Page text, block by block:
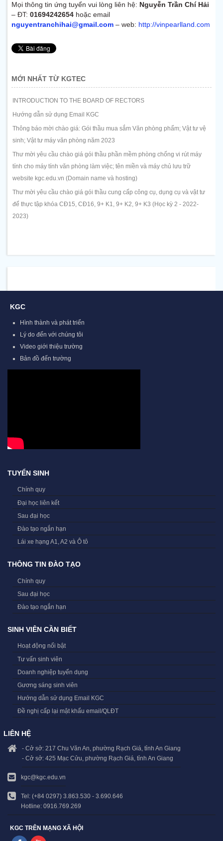
Mọi thông tin ứng tuyển vui lòng liên hệ: Nguyễn Trần Chí Hải
– ĐT: 01694242654 hoặc email
nguyentranchihai@gmail.com – web: http://vinpearlland.com
MỚI NHẤT TỪ KGTEC
INTRODUCTION TO THE BOARD OF RECTORS
Hướng dẫn sử dụng Email KGC
Thông báo mời chào giá: Gói thầu mua sắm Văn phòng phẩm; Vật tư vệ
sinh; Vật tư máy văn phòng năm 2023
Thư mời yêu cầu chào giá gói thầu phần mềm phòng chống vi rút máy
tính cho máy tính văn phòng làm việc; tên miền và máy chủ lưu trữ
website kgc.edu.vn (Domain name và hosting)
Thư mời yêu cầu chào giá gói thầu cung cấp công cụ, dụng cụ và vật tư
để thực tập khóa CĐ15, CĐ16, 9+ K1, 9+ K2, 9+ K3 (Học kỳ 2 - 2022-
2023)
KGC
Hình thành và phát triển
Lý do đến với chúng tôi
Video giới thiệu trường
Bản đồ đến trường
TUYỂN SINH
Chính quy
Đại học liên kết
Sau đại học
Đào tạo ngắn hạn
Lái xe hạng A1, A2 và Ô tô
THÔNG TIN ĐÀO TẠO
Chính quy
Sau đại học
Đào tạo ngắn hạn
SINH VIÊN CẦN BIẾT
Hoạt động nổi bật
Tư vấn sinh viên
Doanh nghiệp tuyển dụng
Gương sáng sinh viên
Hướng dẫn sử dụng Email KGC
Đề nghị cấp lại mật khẩu email/QLĐT
LIÊN HỆ
- Cở sở: 217 Chu Văn An, phường Rạch Giá, tỉnh An Giang
- Cở sở: 425 Mạc Cửu, phường Rạch Giá, tỉnh An Giang
kgc@kgc.edu.vn
Tel: (+84 0297) 3.863.530 - 3.690.646
Hotline: 0916.769.269
KGC TRÊN MẠNG XÃ HỘI